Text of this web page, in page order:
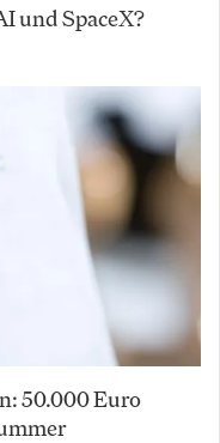
und SpaceX?
50.000 Euro